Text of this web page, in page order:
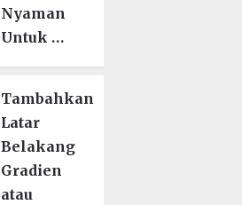
Nyaman
Untuk …
Tambahkan
Latar
Belakang
Gradien
atau